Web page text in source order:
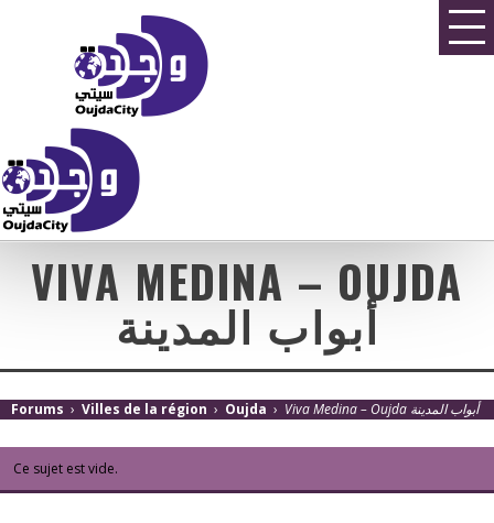
VIVA MEDINA – OUJDA
أبواب المدينة
Forums › Villes de la région › Oujda › Viva Medina – Oujda أبواب المدينة
Ce sujet est vide.